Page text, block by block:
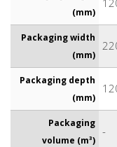
(mm)
Packaging width
(mm)
Packaging depth
(mm)
Packaging
volume (m³)
-